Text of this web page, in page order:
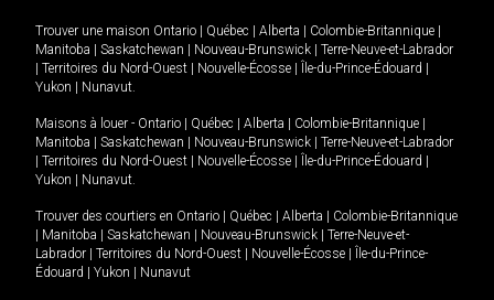
Trouver une maison Ontario Québec Alberta Colombie-Britannique
Manitoba
Saskatchewan Nouveau-Brunswick
Terre-Neuve-et-Labrador
Territoires du Nord-Ouest Nouvelle-Écosse Île-du-Prince-Édouard
Yukon
Nunavut.
Maisons à louer - Ontario Québec Alberta Colombie-Britannique
Manitoba
Saskatchewan Nouveau-Brunswick
Terre-Neuve-et-Labrador
Territoires du Nord-Ouest Nouvelle-Écosse Île-du-Prince-Édouard
Yukon
Nunavut.
Trouver des courtiers en Ontario Québec Alberta
Colombie-Britannique
Manitoba Saskatchewan Nouveau-Brunswick
Terre-Neuve-et-
Labrador
Territoires du Nord-Ouest Nouvelle-Écosse
Île-du-Prince-
Édouard
Yukon Nunavut